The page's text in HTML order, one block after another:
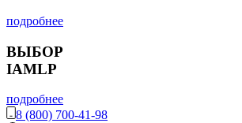
подробнее
ВЫБОР
IAMLP
подробнее
8 (800) 700-41-98